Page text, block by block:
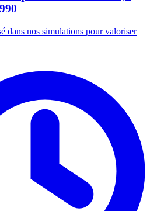
dans nos simulations pour valoriser